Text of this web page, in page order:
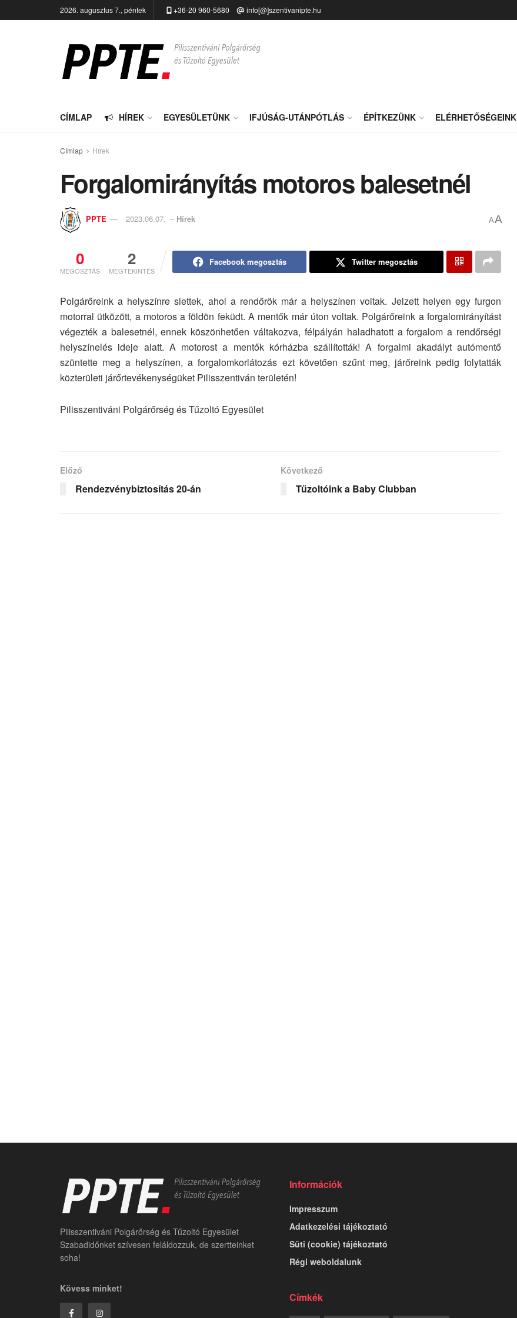
2026. augusztus 7., péntek +36-20 960-5680 info[@]szentivanipte.hu
CÍMLAP HÍREK EGYESÜLETÜNK IFJÚSÁG-UTÁNPÓTLÁS ÉPÍTKEZÜNK ELÉRHETŐSÉGEINK
Címlap Hírek
Forgalomirányítás motoros balesetnél
PPTE 2023.06.07. -- Hírek AA
0
MEGOSZTÁS
2
MEGTEKINTÉS
Facebook megosztás Twitter megosztás
Polgárőreink a helyszínre siettek, ahol a rendőrök már a helyszínen voltak. Jelzett helyen egy furgon
motorral ütközött, a motoros a földön feküdt. A mentők már úton voltak. Polgárőreink a forgalomirányítást
végezték a balesetnél, ennek köszönhetően váltakozva, félpályán haladhatott a forgalom a rendőrségi
helyszínelés ideje alatt. A motorost a mentők kórházba szállították! A forgalmi akadályt autómentő
szüntette meg a helyszínen, a forgalomkorlátozás ezt követően szűnt meg, járőreink pedig folytatták
közterületi járőrtevékenységüket Pilisszentiván területén!
Pilisszentiváni Polgárőrség és Tűzoltó Egyesület
Előző
Rendezvénybiztosítás 20-án
Következő
Tűzoltóink a Baby Clubban
Pilisszentiváni Polgárőrség és Tűzoltó Egyesület
Szabadidőnket szívesen feláldozzuk, de szertteinket
soha!
Kövess minket!
Információk
Impresszum
Adatkezelési tájékoztató
Süti (cookie) tájékoztató
Régi weboldalunk
Címkék